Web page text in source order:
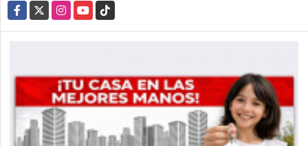
Facebook
X InstagramYouTubeTikTok